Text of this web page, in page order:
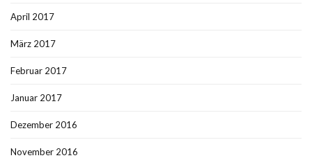
April 2017
März 2017
Februar 2017
Januar 2017
Dezember 2016
November 2016